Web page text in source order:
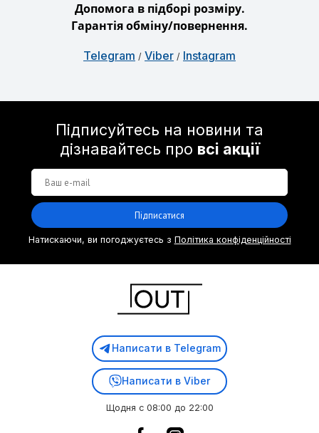
Допомога в підборі розміру.
Гарантія обміну/повернення.
Telegram / Viber / Instagram
Підписуйтесь на новини та
дізнавайтесь про всі акції
Підписатися
Натискаючи, ви погоджуєтесь з Політика конфіденційності
Написати в Telegram
Написати в Viber
Щодня с 08:00 до 22:00